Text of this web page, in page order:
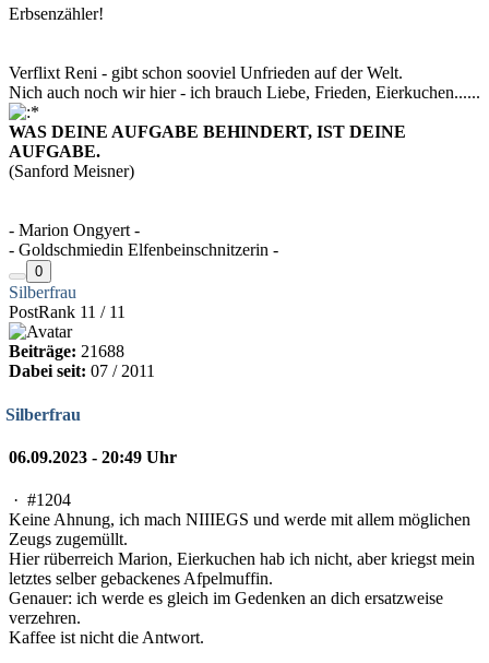
Erbsenzähler!
Verflixt Reni - gibt schon sooviel Unfrieden auf der Welt.
Nich auch noch wir hier - ich brauch Liebe, Frieden, Eierkuchen......
WAS DEINE AUFGABE BEHINDERT, IST DEINE
AUFGABE.
(Sanford Meisner)
- Marion Ongyert -
- Goldschmiedin Elfenbeinschnitzerin -
0
Silberfrau
PostRank 11 / 11
Beiträge: 21688
Dabei seit: 07 / 2011
Silberfrau
06.09.2023 - 20:49 Uhr
· #1204
Keine Ahnung, ich mach NIIIEGS und werde mit allem möglichen
Zeugs zugemüllt.
Hier rüberreich Marion, Eierkuchen hab ich nicht, aber kriegst mein
letztes selber gebackenes Afpelmuffin.
Genauer: ich werde es gleich im Gedenken an dich ersatzweise
verzehren.
Kaffee ist nicht die Antwort.